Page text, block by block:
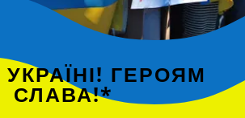
ГЕРОЯМ
СЛАВА!*